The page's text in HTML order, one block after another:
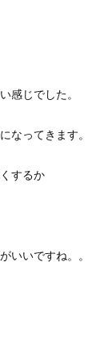
感じでした。
なってきます。
するか
いいですね。。